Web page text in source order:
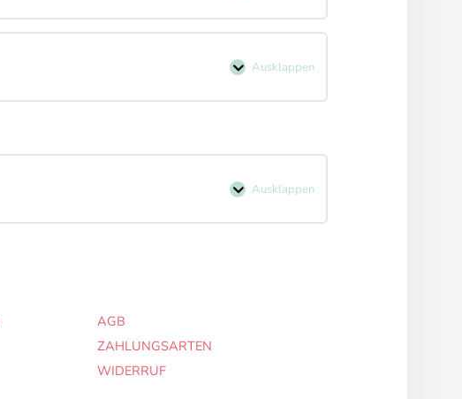
Ausklappen
Ausklappen
AGB
ZAHLUNGSARTEN
WIDERRUF